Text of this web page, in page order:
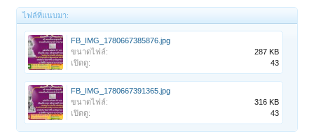
ไฟล์ที่แนบมา:
FB_IMG_1780667385876.jpg
ขนาดไฟล์:
287 KB
เปิดดู:
43
FB_IMG_1780667391365.jpg
ขนาดไฟล์:
316 KB
เปิดดู:
43